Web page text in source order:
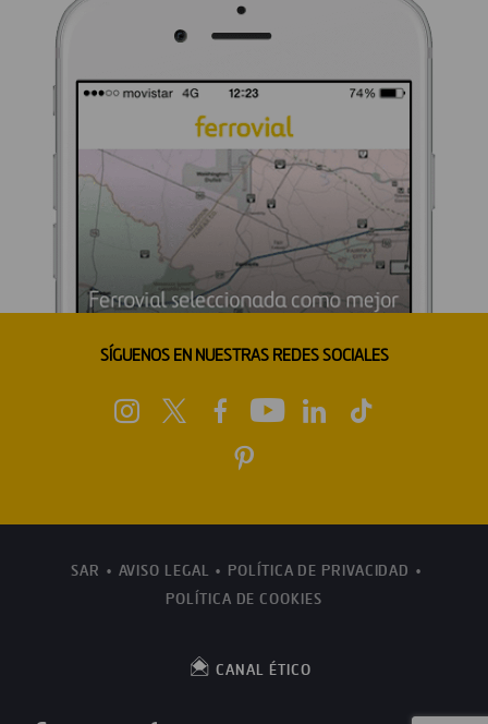
SÍGUENOS EN NUESTRAS REDES SOCIALES
SAR AVISO LEGAL
POLÍTICA DE PRIVACIDAD
POLÍTICA DE COOKIES
CANAL ÉTICO